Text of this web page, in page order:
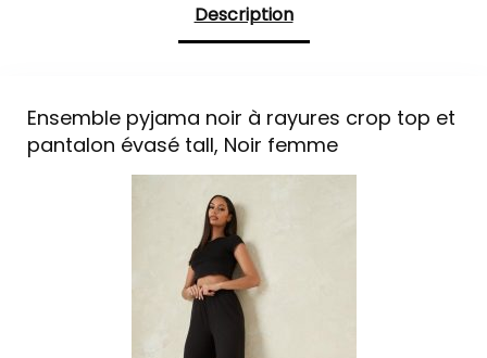
Description
Ensemble pyjama noir à rayures crop top et
pantalon évasé tall, Noir femme